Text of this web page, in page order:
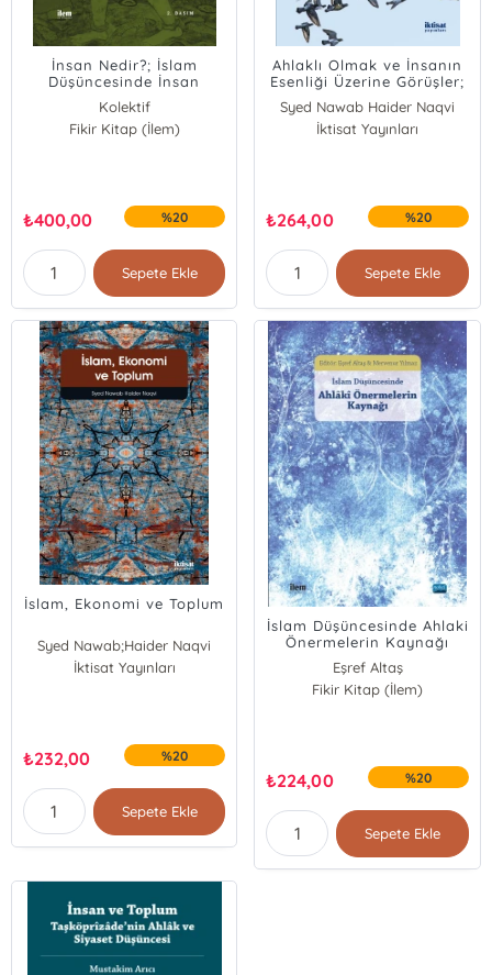
İnsan Nedir?; İslam
Düşüncesinde İnsan
Tasavvurları
Kolektif
Fikir Kitap (İlem)
₺400,00 %20
Sepete Ekle
Ahlaklı Olmak ve İnsanın
Esenliği Üzerine Görüşler;
İslam İktisadına Bir Katkı
Syed Nawab Haider Naqvi
İktisat Yayınları
₺264,00 %20
Sepete Ekle
İslam, Ekonomi ve Toplum
Syed Nawab;Haider Naqvi
İktisat Yayınları
₺232,00 %20
Sepete Ekle
İslam Düşüncesinde Ahlaki
Önermelerin Kaynağı
Eşref Altaş
Mervenur Yılmaz
Fikir Kitap (İlem)
₺224,00 %20
Sepete Ekle